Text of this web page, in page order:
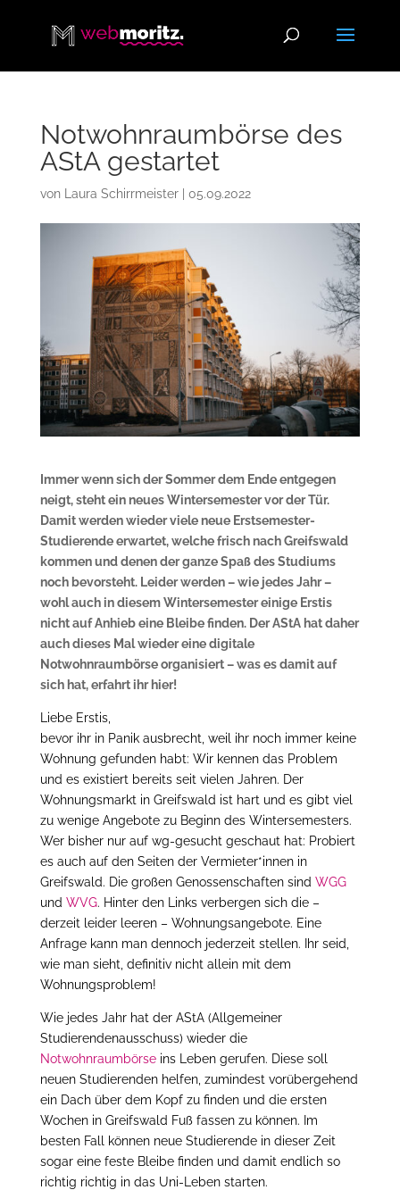
Notwohnraumbörse des
AStA gestartet
von Laura Schirrmeister| 05.09.2022
Immer wenn sich der Sommer dem Ende entgegen
neigt, steht ein neues Wintersemester vor der Tür.
Damit werden wieder viele neue Erstsemester-
Studierende erwartet, welche frisch nach Greifswald
kommen und denen der ganze Spaß des Studiums
noch bevorsteht. Leider werden – wie jedes Jahr –
wohl auch in diesem Wintersemester einige Erstis
nicht auf Anhieb eine Bleibe finden. Der AStA hat daher
auch dieses Mal wieder eine digitale
Notwohnraumbörse organisiert – was es damit auf
sich hat, erfahrt ihr hier!
Liebe Erstis,
bevor ihr in Panik ausbrecht, weil ihr noch immer keine
Wohnung gefunden habt: Wir kennen das Problem
und es existiert bereits seit vielen Jahren. Der
Wohnungsmarkt in Greifswald ist hart und es gibt viel
zu wenige Angebote zu Beginn des Wintersemesters.
Wer bisher nur auf wg-gesucht geschaut hat: Probiert
es auch auf den Seiten der Vermieter*innen in
Greifswald. Die großen Genossenschaften sind WGG
und WVG. Hinter den Links verbergen sich die –
derzeit leider leeren – Wohnungsangebote. Eine
Anfrage kann man dennoch jederzeit stellen. Ihr seid,
wie man sieht, definitiv nicht allein mit dem
Wohnungsproblem!
Wie jedes Jahr hat der AStA (Allgemeiner
Studierendenausschuss) wieder die
Notwohnraumbörseins Leben gerufen. Diese soll
neuen Studierenden helfen, zumindest vorübergehend
ein Dach über dem Kopf zu finden und die ersten
Wochen in Greifswald Fuß fassen zu können. Im
besten Fall können neue Studierende in dieser Zeit
sogar eine feste Bleibe finden und damit endlich so
richtig richtig in das Uni-Leben starten.